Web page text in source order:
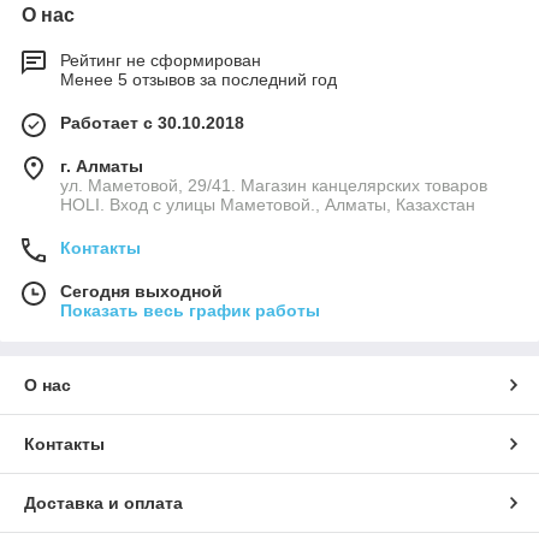
О нас
Рейтинг не сформирован
Менее 5 отзывов за последний год
Работает с 30.10.2018
г. Алматы
ул. Маметовой, 29/41. Магазин канцелярских товаров
HOLI. Вход с улицы Маметовой., Алматы, Казахстан
Контакты
Сегодня выходной
Показать весь график работы
О нас
Контакты
Доставка и оплата